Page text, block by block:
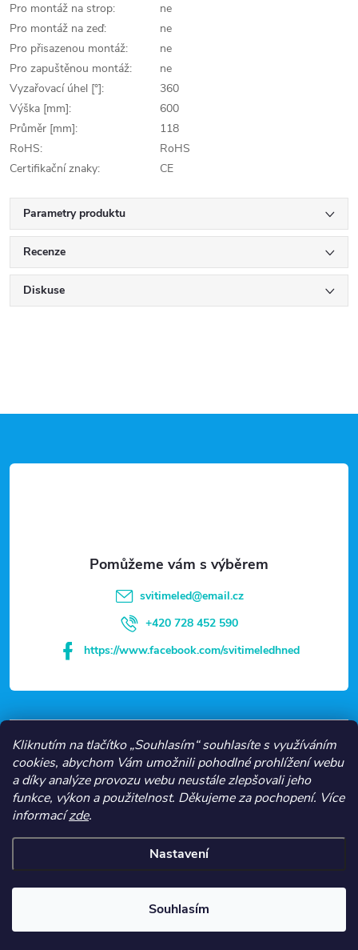
Kliknutím na tlačítko „Souhlasím“ souhlasíte s využíváním
cookies, abychom Vám umožnili pohodlné prohlížení webu
a díky analýze provozu webu neustále zlepšovali jeho
funkce, výkon a použitelnost. Děkujeme za pochopení. Více
informacízde.
Nastavení
Souhlasím
Pro montáž na strop:
ne
Pro montáž na zeď:
ne
Pro přisazenou montáž:
ne
Pro zapuštěnou montáž:
ne
Vyzařovací úhel [°]:
360
Výška [mm]:
600
Průměr [mm]:
118
RoHS:
RoHS
Certifikační znaky:
CE
Parametry produktu
Recenze
Diskuse
á
VŠE O NÁKUPU
NEJČASTĚJŠÍ KATEGORIE
svitimeled@email.cz
+420 728 452 590
https://www.facebook.com/svitimeledhned
Copyright 2026Svítíme LED. Všechna práva vyhrazena.